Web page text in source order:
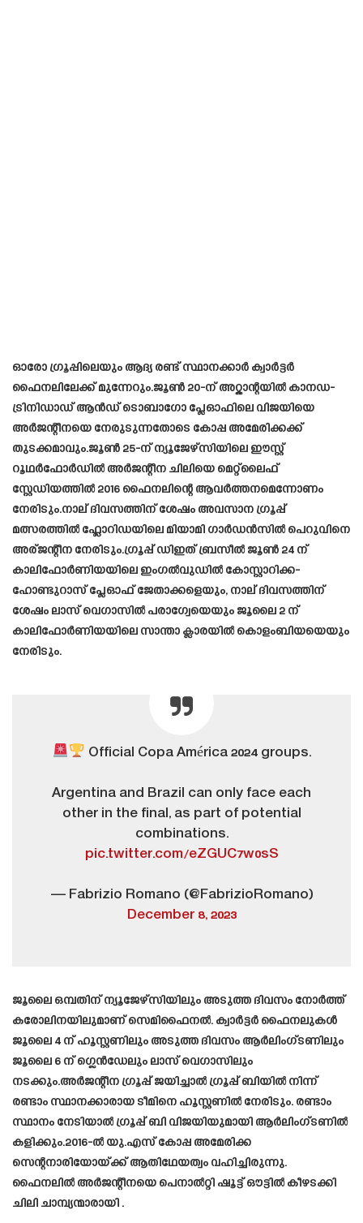
ഓരോ ഗ്രൂപ്പിലെയും ആദ്യ രണ്ട് സ്ഥാനക്കാർ ക്വാർട്ടർ
ഫൈനലിലേക്ക് മുന്നേറും.ജൂൺ 20-ന് അറ്റ്ലാന്റയിൽ കാനഡ-
ട്രിനിഡാഡ് ആൻഡ് ടൊബാഗോ പ്ലേഓഫിലെ വിജയിയെ
അർജന്റീനയെ നേരുടുന്നതോടെ കോപ്പ അമേരിക്കക്ക്
തുടക്കമാവും.ജൂൺ 25-ന് ന്യൂജേഴ്‌സിയിലെ ഈസ്റ്റ്
റൂഥർഫോർഡിൽ അർജന്റീന ചിലിയെ മെറ്റ്‌ലൈഫ്
സ്റ്റേഡിയത്തിൽ 2016 ഫൈനലിന്റെ ആവർത്തനമെന്നോണം
നേരിടും.നാല് ദിവസത്തിന് ശേഷം അവസാന ഗ്രൂപ്പ്
മത്സരത്തിൽ ഫ്ലോറിഡയിലെ മിയാമി ഗാർഡൻസിൽ പെറുവിനെ
അര്ജന്റീന നേരിടും.ഗ്രൂപ്പ് ഡിഇത് ബ്രസീൽ ജൂൺ 24 ന്
കാലിഫോർണിയയിലെ ഇംഗൽവുഡിൽ കോസ്റ്റാറിക്ക-
ഹോണ്ടുറാസ് പ്ലേഓഫ് ജേതാക്കളെയും, നാല് ദിവസത്തിന്
ശേഷം ലാസ് വെഗാസിൽ പരാഗ്വേയെയും ജൂലൈ 2 ന്
കാലിഫോർണിയയിലെ സാന്താ ക്ലാരയിൽ കൊളംബിയയെയും
നേരിടും.
Official Copa América 2024 groups.
Argentina and Brazil can only face each
other in the final, as part of potential
combinations.
pic.twitter.com/eZGUC7w0sS
— Fabrizio Romano (@FabrizioRomano)
December 8, 2023
ജൂലൈ ഒമ്പതിന് ന്യൂജേഴ്‌സിയിലും അടുത്ത ദിവസം നോർത്ത്
കരോലിനയിലുമാണ് സെമിഫൈനൽ. ക്വാർട്ടർ ഫൈനലുകൾ
ജൂലൈ 4 ന് ഹൂസ്റ്റണിലും അടുത്ത ദിവസം ആർലിംഗ്ടണിലും
ജൂലൈ 6 ന് ഗ്ലെൻഡേലും ലാസ് വെഗാസിലും
നടക്കും.അർജന്റീന ഗ്രൂപ്പ് ജയിച്ചാൽ ഗ്രൂപ്പ് ബിയിൽ നിന്ന്
രണ്ടാം സ്ഥാനക്കാരായ ടീമിനെ ഹൂസ്റ്റണിൽ നേരിടും. രണ്ടാം
സ്ഥാനം നേടിയാൽ ഗ്രൂപ്പ് ബി വിജയിയുമായി ആർലിംഗ്ടണിൽ
കളിക്കും.2016-ൽ യു.എസ് കോപ്പ അമേരിക്ക
സെന്റനാരിയോയ്ക്ക് ആതിഥേയത്വം വഹിച്ചിരുന്നു.
ഫൈനലിൽ അർജന്റീനയെ പെനാൽറ്റി ഷൂട്ട് ഔട്ടിൽ കീഴടക്കി
ചിലി ചാമ്പ്യന്മാരായി .